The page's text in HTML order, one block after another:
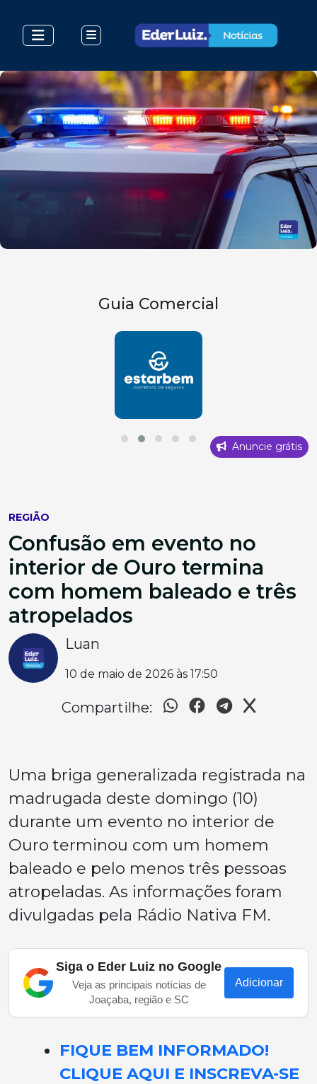
Guia Comercial
Anuncie grátis
REGIÃO
Confusão em evento no
interior de Ouro termina
com homem baleado e três
atropelados
Luan
10 de maio de 2026 às 17:50
Compartilhe:
Uma briga generalizada registrada na
madrugada deste domingo (10)
durante um evento no interior de
Ouro terminou com um homem
baleado e pelo menos três pessoas
atropeladas. As informações foram
divulgadas pela Rádio Nativa FM.
Siga o Eder Luiz no Google
Veja as principais notícias de
Joaçaba, região e SC
Adicionar
FIQUE BEM INFORMADO!
CLIQUE AQUI E INSCREVA-SE